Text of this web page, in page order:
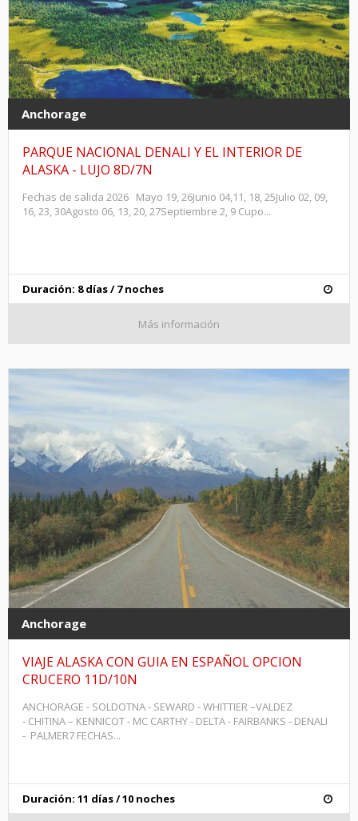
Anchorage
PARQUE NACIONAL DENALI Y EL INTERIOR DE
ALASKA - LUJO 8D/7N
Fechas de salida 2026 Mayo 19, 26Junio 04,11, 18, 25Julio 02, 09,
16, 23, 30Agosto 06, 13, 20, 27Septiembre 2, 9 Cupo...
Duración: 8 días / 7 noches
Más información
Anchorage
VIAJE ALASKA CON GUIA EN ESPAÑOL OPCION
CRUCERO 11D/10N
ANCHORAGE - SOLDOTNA - SEWARD - WHITTIER –VALDEZ
- CHITINA – KENNICOT - MC CARTHY - DELTA - FAIRBANKS - DENALI
- PALMER7 FECHAS...
Duración: 11 días / 10 noches